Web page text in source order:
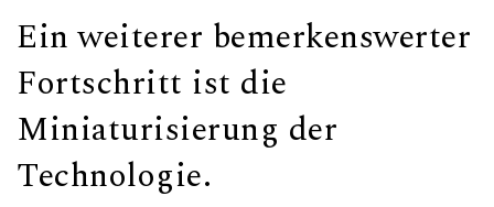
Ein weiterer bemerkenswerter
Fortschritt ist die
Miniaturisierung der
Technologie.